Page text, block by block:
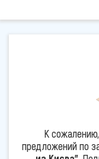
К
предложений по